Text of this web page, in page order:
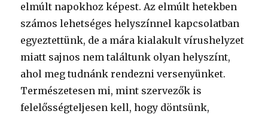
elmúlt napokhoz képest. Az elmúlt hetekben
számos lehetséges helyszínnel kapcsolatban
egyeztettünk, de a mára kialakult vírushelyzet
miatt sajnos nem találtunk olyan helyszínt,
ahol meg tudnánk rendezni versenyünket.
Természetesen mi, mint szervezők is
felelősségteljesen kell, hogy döntsünk,